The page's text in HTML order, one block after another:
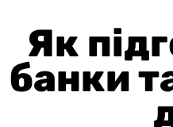
Як
банки